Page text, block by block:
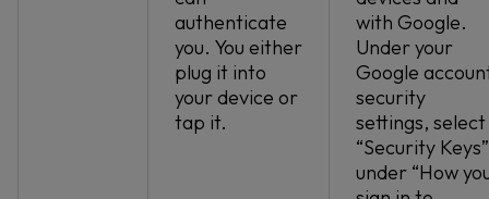
authenticate
you. You either
plug it into
your device or
tap it.
with Google.
Under your
Google
security
settings, select
“Security Keys”
under “How